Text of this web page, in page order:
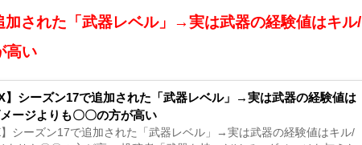
加された「武器レベル」→実は武器の経験値はキル/
高い
】シーズン17で追加された「武器レベル」→実は武器の経験値は
ージよりも〇〇の方が高い
】シーズン17で追加された「武器レベル」→実は武器の経験値はキル/